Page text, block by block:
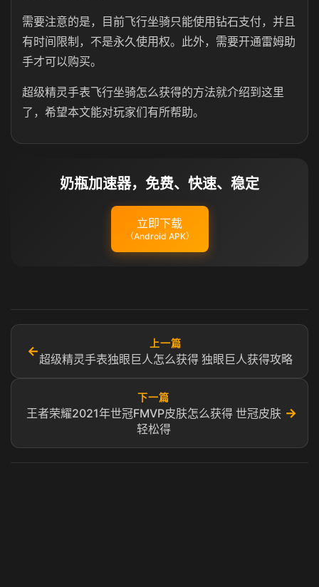
需要注意的是，目前飞行坐骑只能使用钻石支付，并且
有时间限制，不是永久使用权。此外，需要开通雷姆助
手才可以购买。
超级精灵手表飞行坐骑怎么获得的方法就介绍到这里
了，希望本文能对玩家们有所帮助。
奶瓶加速器，免费、快速、稳定
立即下载
（Android APK）
←
上一篇
超级精灵手表独眼巨人怎么获得 独眼巨人获得攻略
下一篇
王者荣耀2021年世冠FMVP皮肤怎么获得 世冠皮肤
轻松得
→